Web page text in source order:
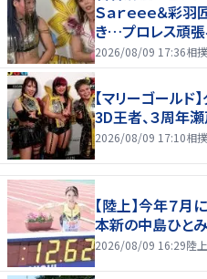
Ｓａｒｅｅｅ＆彩
き…プロレス頑張
2026/08/09 17:36相
【マリーゴールド
3D王者、３周年
2026/08/09 17:10相
【陸上】今年７
本新の中島ひと
2026/08/09 16:29陸上